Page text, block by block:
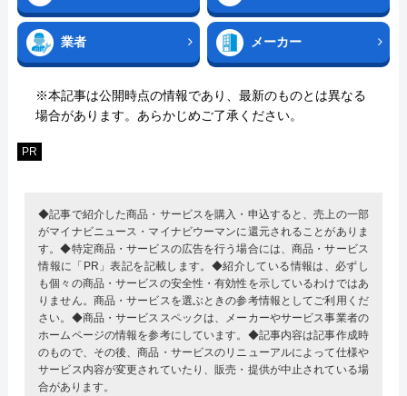
業者 メーカー
※本記事は公開時点の情報であり、最新のものとは異なる
場合があります。あらかじめご了承ください。
PR
◆記事で紹介した商品・サービスを購入・申込すると、売上の一部
がマイナビニュース・マイナビウーマンに還元されることがありま
す。◆特定商品・サービスの広告を行う場合には、商品・サービス
情報に「PR」表記を記載します。◆紹介している情報は、必ずし
も個々の商品・サービスの安全性・有効性を示しているわけではあ
りません。商品・サービスを選ぶときの参考情報としてご利用くだ
さい。◆商品・サービススペックは、メーカーやサービス事業者の
ホームページの情報を参考にしています。◆記事内容は記事作成時
のもので、その後、商品・サービスのリニューアルによって仕様や
サービス内容が変更されていたり、販売・提供が中止されている場
合があります。